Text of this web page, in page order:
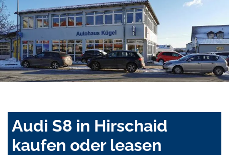
Audi S8 in Hirschaid
kaufen oder leasen